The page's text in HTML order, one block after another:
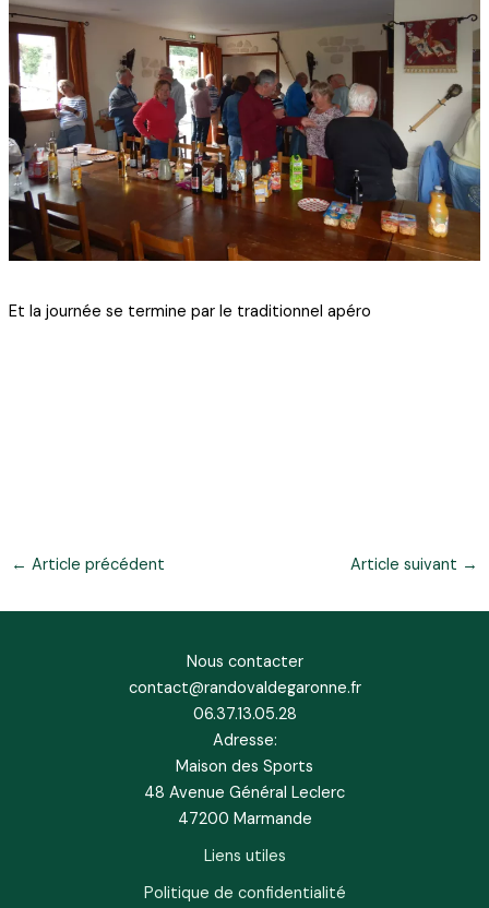
Et la journée se termine par le traditionnel apéro
← Article précédent Article suivant →
Nous contacter
contact@randovaldegaronne.fr
06.37.13.05.28
Adresse:
Maison des Sports
48 Avenue Général Leclerc
47200 Marmande
Liens utiles
Politique de confidentialité